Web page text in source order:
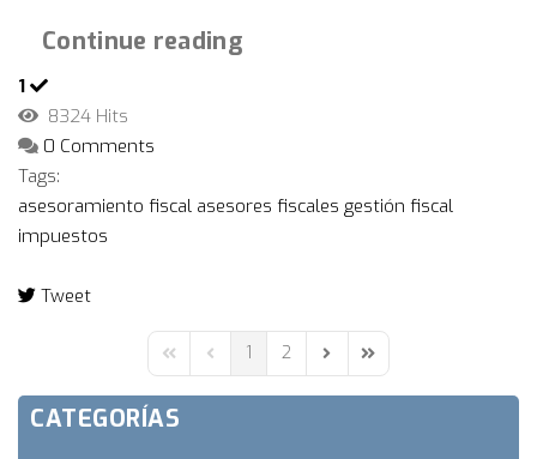
Continue reading
1
8324 Hits
0 Comments
Tags:
asesoramiento fiscal asesores fiscales gestión fiscal
impuestos
Tweet
First PagePrevious Page
1 2 Next PageLast Page
CATEGORÍAS